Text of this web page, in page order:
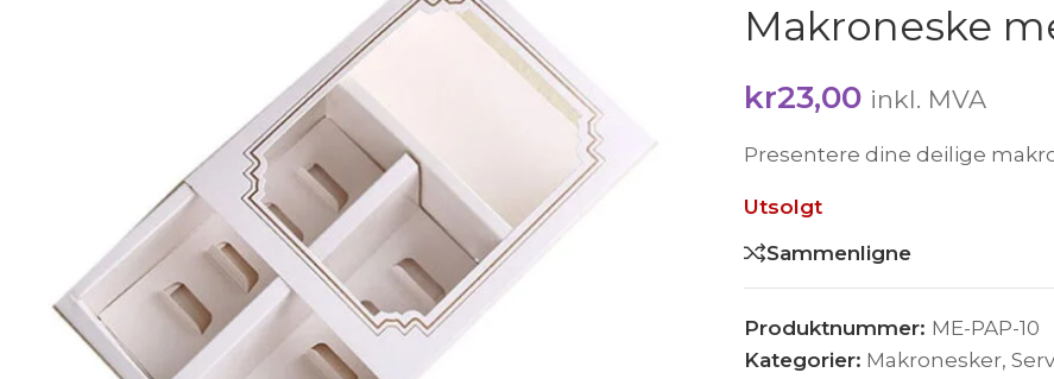
Makroneske
kr23,00 inkl. MVA
Presentere dine deilige
Utsolgt
Sammenligne
Produktnummer: ME-PAP-10
Kategorier: Makronesker,